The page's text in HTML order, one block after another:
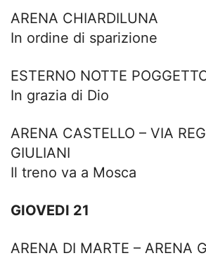
ARENA CHIARDILUNA
In ordine di sparizione
ESTERNO NOTTE
In grazia di Dio
ARENA CASTELLO – VIA
GIULIANI
Il treno va a Mosca
GIOVEDI 21
ARENA DI MARTE – ARENA